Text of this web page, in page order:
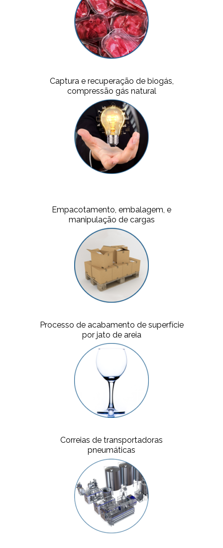
Captura e recuperação de biogás,
compressão gás natural
Empacotamento, embalagem, e
manipulação de cargas
Processo de acabamento de superfície
por jato de areia
Correias de transportadoras
pneumáticas